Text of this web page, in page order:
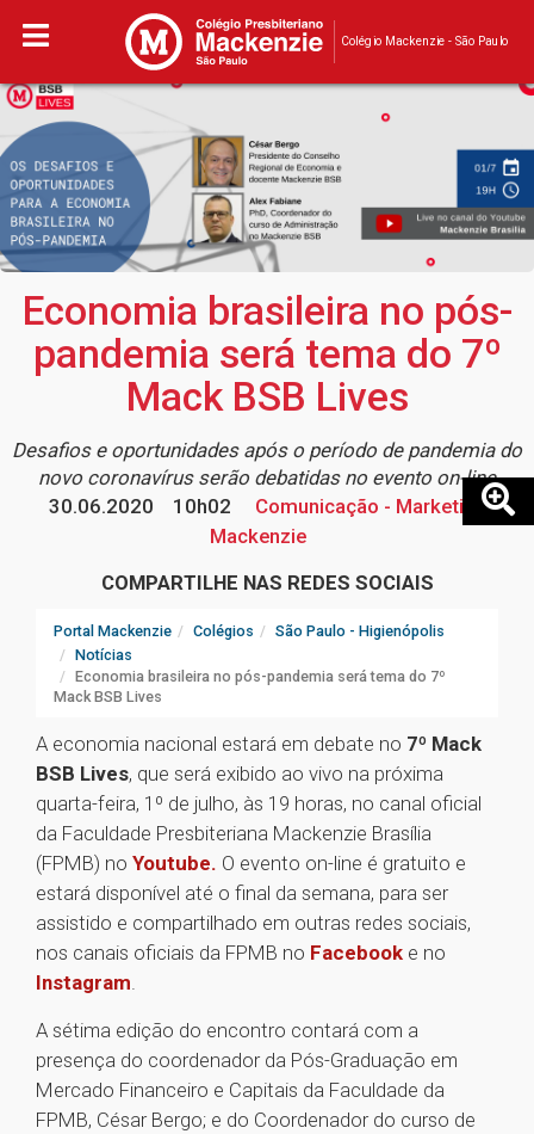
Colégio Mackenzie - São Paulo
Economia brasileira no pós-
pandemia será tema do 7º
Mack BSB Lives
Desafios e oportunidades após o período de pandemia do
novo coronavírus serão debatidas no evento on-line
30.06.2020
10h02
Comunicação - Marketing
Mackenzie
COMPARTILHE NAS REDES SOCIAIS
Portal Mackenzie Colégios
São Paulo - Higienópolis
Notícias
Economia brasileira no pós-pandemia será tema do 7º
Mack BSB Lives
A economia nacional estará em debate no 7º Mack
BSB Lives, que será exibido ao vivo na próxima
quarta-feira, 1º de julho, às 19 horas, no canal oficial
da Faculdade Presbiteriana Mackenzie Brasília
(FPMB) no Youtube. O evento on-line é gratuito e
estará disponível até o final da semana, para ser
assistido e compartilhado em outras redes sociais,
nos canais oficiais da FPMB no Facebook e no
Instagram.
A sétima edição do encontro contará com a
presença do coordenador da Pós-Graduação em
Mercado Financeiro e Capitais da Faculdade da
FPMB, César Bergo; e do Coordenador do curso de